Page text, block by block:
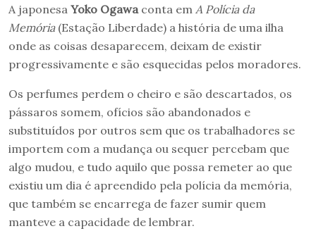
A japonesa Yoko Ogawa conta em A Polícia da
Memória(Estação Liberdade) a história de uma ilha
onde as coisas desaparecem, deixam de existir
progressivamente e são esquecidas pelos moradores.
Os perfumes perdem o cheiro e são descartados, os
pássaros somem, ofícios são abandonados e
substituídos por outros sem que os trabalhadores se
importem com a mudança ou sequer percebam que
algo mudou, e tudo aquilo que possa remeter ao que
existiu um dia é apreendido pela polícia da memória,
que também se encarrega de fazer sumir quem
manteve a capacidade de lembrar.